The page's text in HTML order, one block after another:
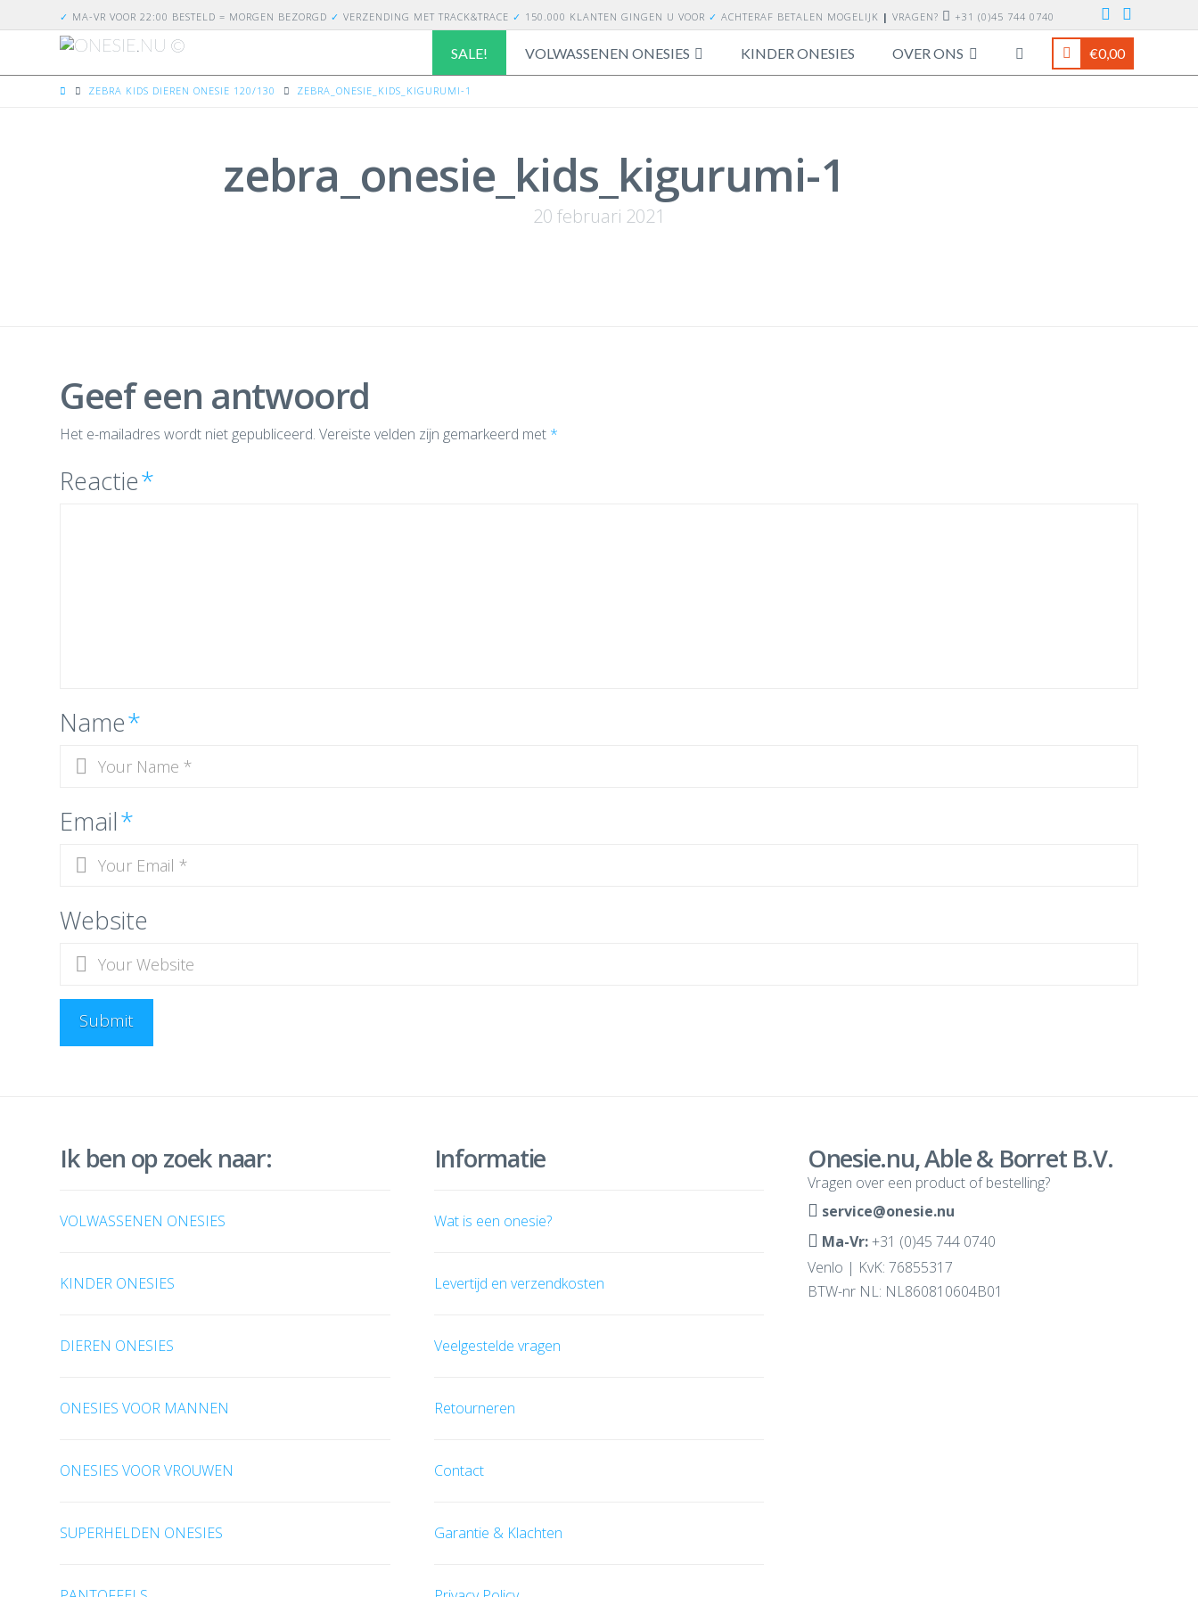
✓ MA-VR VOOR 22:00 BESTELD = MORGEN BEZORGD ✓ VERZENDING MET TRACK&TRACE ✓ 150.000 KLANTEN GINGEN U VOOR ✓ACHTERAF BETALEN MOGELIJK | VRAGEN? +31 (0)45 744 0740
SALE! VOLWASSENEN ONESIES KINDER ONESIES OVER ONS €0,00
HOMEZEBRA KIDS DIEREN ONESIE 120/130 ZEBRA_ONESIE_KIDS_KIGURUMI-1
zebra_onesie_kids_kigurumi-1
20 februari 2021
Geef een antwoord
Het e-mailadres wordt niet gepubliceerd. Vereiste velden zijn gemarkeerd met *
Reactie*
Name*
Email*
Website
Ik ben op zoek naar:
VOLWASSENEN ONESIES
KINDER ONESIES
DIEREN ONESIES
ONESIES VOOR MANNEN
ONESIES VOOR VROUWEN
SUPERHELDEN ONESIES
Informatie
Wat is een onesie?
Levertijd en verzendkosten
Veelgestelde vragen
Retourneren
Contact
Garantie & Klachten
Onesie.nu, Able & Borret B.V.
Vragen over een product of bestelling?
service@onesie.nu
Ma-Vr:+31 (0)45 744 0740
Venlo | KvK: 76855317
BTW-nr NL: NL860810604B01